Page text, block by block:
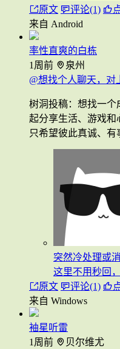
原文
评论(1)
来自 Android
率性直爽的白栋
1周前
泉州
@想找个人聊天，对
树洞投稿：想找一个
起分享生活、游戏和
只希望彼此真诚、有
突然冷处理或
这里不用秒回
原文
评论(1)
来自 Windows
袖星听雷
1周前
贝尔维尤